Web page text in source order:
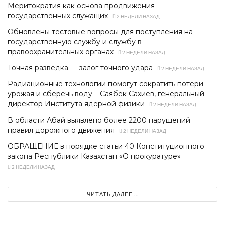
Меритократия как основа продвижения
государственных служащих
2 НЕДЕЛИ НАЗАД
Обновлены тестовые вопросы для поступления на
государственную службу и службу в
правоохранительных органах
2 НЕДЕЛИ НАЗАД
Точная разведка — залог точного удара 2 НЕДЕЛИ НАЗАД
Радиационные технологии помогут сократить потери
урожая и сберечь воду – Саябек Сахиев, генеральный
директор Института ядерной физики
2 НЕДЕЛИ НАЗАД
В области Абай выявлено более 2200 нарушений
правил дорожного движения
2 НЕДЕЛИ НАЗАД
ОБРАЩЕНИЕ в порядке статьи 40 Конституционного
закона Республики Казахстан «О прокуратуре»
2 НЕДЕЛИ НАЗАД
ЧИТАТЬ ДАЛЕЕ ...